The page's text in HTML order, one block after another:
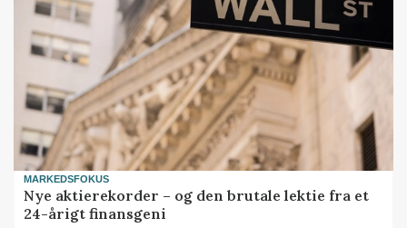
MARKEDSFOKUS
Nye aktierekorder – og den brutale lektie fra et
24-årigt finansgeni